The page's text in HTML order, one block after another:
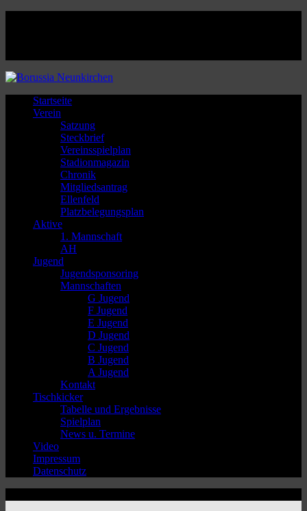
Startseite
Verein
Satzung
Steckbrief
Vereinsspielplan
Stadionmagazin
Chronik
Mitgliedsantrag
Ellenfeld
Platzbelegungsplan
Aktive
1. Mannschaft
AH
Jugend
Jugendsponsoring
Mannschaften
G Jugend
F Jugend
E Jugend
D Jugend
C Jugend
B Jugend
A Jugend
Kontakt
Tischkicker
Tabelle und Ergebnisse
Spielplan
News u. Termine
Video
Impressum
Datenschutz